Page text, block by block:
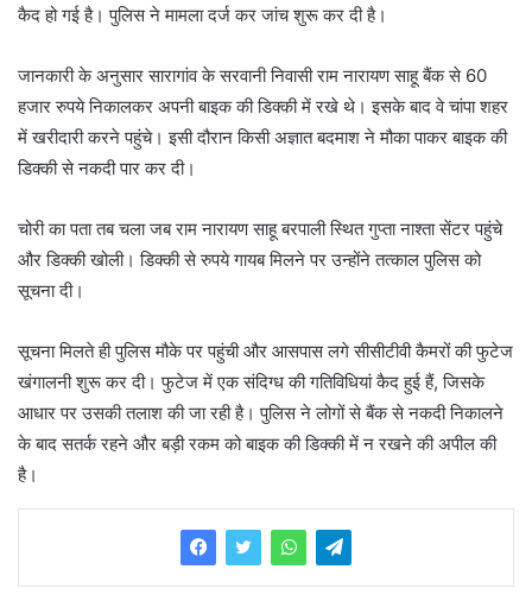
कैद हो गई है। पुलिस ने मामला दर्ज कर जांच शुरू कर दी है।
जानकारी के अनुसार सारागांव के सरवानी निवासी राम नारायण साहू बैंक से 60
हजार रुपये निकालकर अपनी बाइक की डिक्की में रखे थे। इसके बाद वे चांपा शहर
में खरीदारी करने पहुंचे। इसी दौरान किसी अज्ञात बदमाश ने मौका पाकर बाइक की
डिक्की से नकदी पार कर दी।
चोरी का पता तब चला जब राम नारायण साहू बरपाली स्थित गुप्ता नाश्ता सेंटर पहुंचे
और डिक्की खोली। डिक्की से रुपये गायब मिलने पर उन्होंने तत्काल पुलिस को
सूचना दी।
सूचना मिलते ही पुलिस मौके पर पहुंची और आसपास लगे सीसीटीवी कैमरों की फुटेज
खंगालनी शुरू कर दी। फुटेज में एक संदिग्ध की गतिविधियां कैद हुई हैं, जिसके
आधार पर उसकी तलाश की जा रही है। पुलिस ने लोगों से बैंक से नकदी निकालने
के बाद सतर्क रहने और बड़ी रकम को बाइक की डिक्की में न रखने की अपील की
है।